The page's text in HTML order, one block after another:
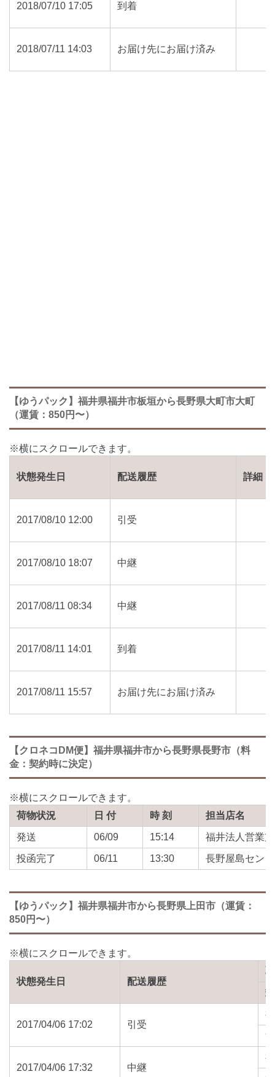
2018/07/10 17:05 到着
2018/07/11 14:03 お届け先にお届け済み
【ゆうパック】福井県福井市板垣から長野県大町市大町
（運賃：850円〜）
状態発生日 配送履歴 詳細
2017/08/10 12:00 引受
2017/08/10 18:07 中継
2017/08/11 08:34 中継
2017/08/11 14:01 到着
2017/08/11 15:57 お届け先にお届け済み
【クロネコDM便】福井県福井市から長野県長野市（料
金：契約時に決定）
荷物状況 日 付 時 刻 担当店名
発送 06/09 15:14 福井法人営業
投函完了 06/11 13:30 長野屋島セン
【ゆうパック】福井県福井市から長野県上田市（運賃：
850円〜）
状態発生日 配送履歴
2017/04/06 17:02 引受
2017/04/06 17:32 中継